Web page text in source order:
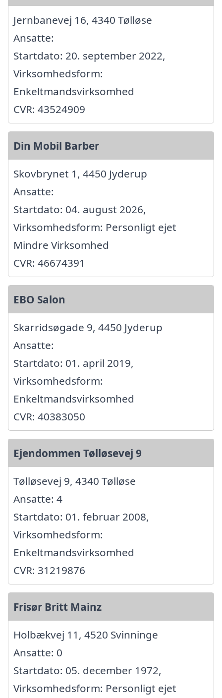
Jernbanevej 16, 4340 Tølløse
Ansatte:
Startdato: 20. september 2022,
Virksomhedsform:
Enkeltmandsvirksomhed
CVR: 43524909
Din Mobil Barber
Skovbrynet 1, 4450 Jyderup
Ansatte:
Startdato: 04. august 2026,
Virksomhedsform: Personligt ejet
Mindre Virksomhed
CVR: 46674391
EBO Salon
Skarridsøgade 9, 4450 Jyderup
Ansatte:
Startdato: 01. april 2019,
Virksomhedsform:
Enkeltmandsvirksomhed
CVR: 40383050
Ejendommen Tølløsevej 9
Tølløsevej 9, 4340 Tølløse
Ansatte: 4
Startdato: 01. februar 2008,
Virksomhedsform:
Enkeltmandsvirksomhed
CVR: 31219876
Frisør Britt Mainz
Holbækvej 11, 4520 Svinninge
Ansatte: 0
Startdato: 05. december 1972,
Virksomhedsform: Personligt ejet